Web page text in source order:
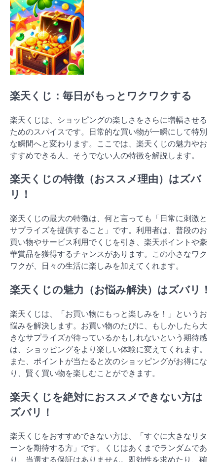
楽天くじ：毎日がもっとワクワクする
楽天くじは、ショッピングの楽しさをさらに増幅させる
ためのスパイスです。日常的な買い物が一瞬にして特別
な瞬間へと変わります。ここでは、楽天くじの魅力やお
すすめできる人、そうでない人の特徴を解説します。
楽天くじの特徴（おススメ理由）はズバ
リ！
楽天くじの最大の特徴は、何と言っても「日常に刺激と
サプライズを提供すること」です。利用者は、普段のお
買い物やサービス利用でくじを引き、楽天ポイントや豪
華賞品を獲得するチャンスがあります。この小さなワク
ワクが、日々の生活に楽しみを加えてくれます。
楽天くじの魅力（お悩み解決）はズバリ！
楽天くじは、「お買い物にもっと楽しみを！」というお
悩みを解決します。お買い物のたびに、もしかしたら大
きなサプライズが待っているかもしれないという期待感
は、ショッピングをより楽しい体験に変えてくれます。
また、ポイントが当たると次のショッピングがお得にな
り、賢く買い物を楽しむことができます。
楽天くじを絶対におススメできない方は
ズバリ！
楽天くじをおすすめできない方は、「すぐに大きなリタ
ーンを期待する方」です。くじはあくまでランダムであ
り、当選する保証はありません。即効性を求めたり、確